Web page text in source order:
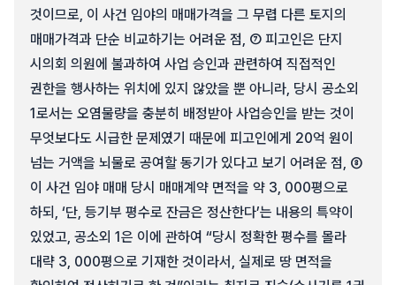
것이므로, 이 사건 임야의 매매가격을 그 무렵 다른 토지의
매매가격과 단순 비교하기는 어려운 점, ⑦ 피고인은 단지
시의회 의원에 불과하여 사업 승인과 관련하여 직접적인
권한을 행사하는 위치에 있지 않았을 뿐 아니라, 당시 공소외
1로서는 오염물량을 충분히 배정받아 사업승인을 받는 것이
무엇보다도 시급한 문제였기 때문에 피고인에게 20억 원이
넘는 거액을 뇌물로 공여할 동기가 있다고 보기 어려운 점, ⑧
이 사건 임야 매매 당시 매매계약 면적을 약 3, 000평으로
하되, ‘단, 등기부 평수로 잔금은 정산한다’는 내용의 특약이
있었고, 공소외 1은 이에 관하여 “당시 정확한 평수를 몰라
대략 3, 000평으로 기재한 것이라서, 실제로 땅 면적을